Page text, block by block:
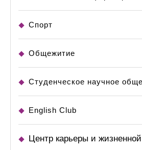
Спорт
Общежитие
Студенческое научное
English Club
Центр карьеры и